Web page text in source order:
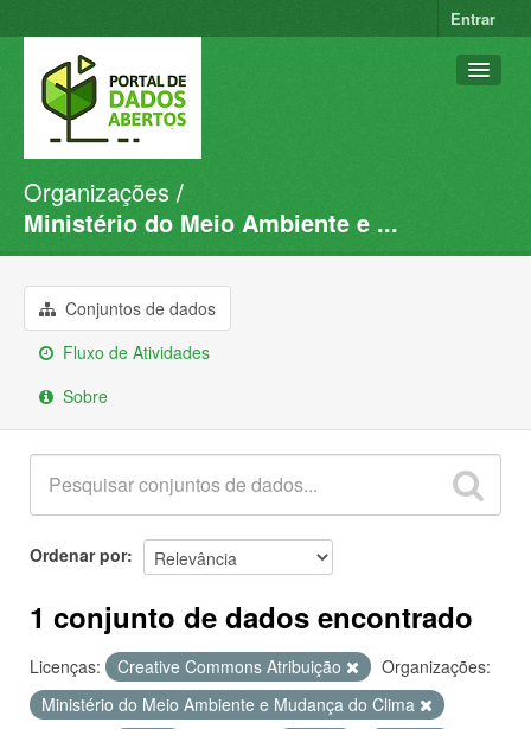
Entrar
Conjuntos de dados
Organizações
Sobre
Organizações
Ministério do Meio Ambiente e ...
Conjuntos de dados
Fluxo de Atividades
Sobre
Ordenar por
1 conjunto de dados encontrado
Licenças: Creative Commons Atribuição
Organizações:
Ministério do Meio Ambiente e Mudança do Clima